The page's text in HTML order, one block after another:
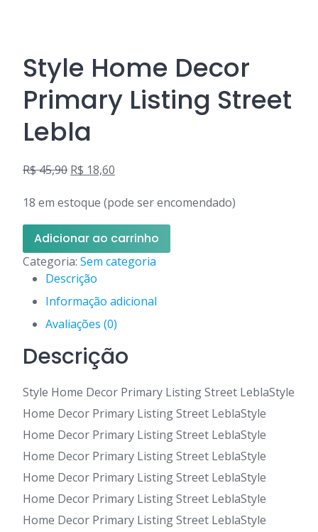
Style Home Decor
Primary Listing Street
Lebla
R$45,90
preço
original
era:
R$ 45,90.
R$ 18,60
preço
atual
é:
R$ 18,60.
18 em estoque (pode ser encomendado)
Style
Home
Decor
Primary
Listing
Street
quantidade
Adicionar ao carrinho
Categoria: Sem categoria
Descrição
Informação adicional
Avaliações (0)
Descrição
Style Home Decor Primary Listing Street LeblaStyle
Home Decor Primary Listing Street LeblaStyle
Home Decor Primary Listing Street LeblaStyle
Home Decor Primary Listing Street LeblaStyle
Home Decor Primary Listing Street LeblaStyle
Home Decor Primary Listing Street LeblaStyle
Home Decor Primary Listing Street LeblaStyle